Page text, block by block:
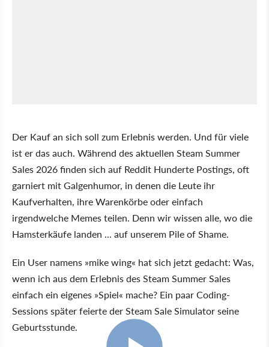
Der Kauf an sich soll zum Erlebnis werden. Und für viele
ist er das auch. Während des aktuellen Steam Summer
Sales 2026 finden sich auf Reddit Hunderte Postings, oft
garniert mit Galgenhumor, in denen die Leute ihr
Kaufverhalten, ihre Warenkörbe oder einfach
irgendwelche Memes teilen. Denn wir wissen alle, wo die
Hamsterkäufe landen ... auf unserem Pile of Shame.
Ein User namens »mike wing« hat sich jetzt gedacht: Was,
wenn ich aus dem Erlebnis des Steam Summer Sales
einfach ein eigenes »Spiel« mache? Ein paar Coding-
Sessions später feierte der Steam Sale Simulator seine
Geburtsstunde.